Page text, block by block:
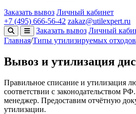
Заказать вывоз Личный кабинет
+7 (495) 666-56-42 zakaz@utilexpert.ru
Заказать вывоз Личный
Главная/Типы утилизируемых отходов
Вывоз и утилизация
Правильное списание и утилизация
соответствии с законодательством
менеджер. Предоставим отчётную
утилизации.